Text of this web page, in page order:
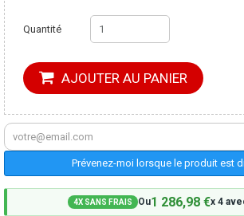
Quantité
AJOUTER AU PANIER
Prévenez-moi lorsque le produit est
4X SANS FRAIS Ou1 286,98 €x 4